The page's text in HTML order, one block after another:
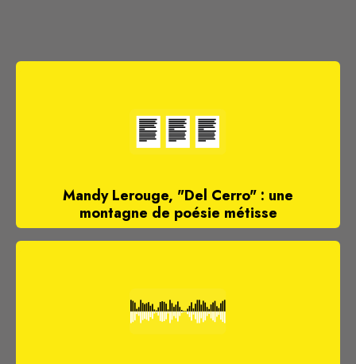
Mandy Lerouge, "Del Cerro" : une
montagne de poésie métisse